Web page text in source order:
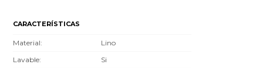
CARACTERÍSTICAS
Material
Lino
Lavable
Si